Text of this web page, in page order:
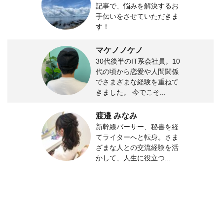
記事で、悩みを解決するお
手伝いをさせていただきま
す！
マケノノケノ
30代後半のIT系会社員。10
代の頃から恋愛や人間関係
でさまざまな経験を重ねて
きました。 今でこそ...
渡邉 みなみ
新幹線パーサー、秘書を経
てライターへと転身。さま
ざまな人との交流経験を活
かして、人生に役立つ...